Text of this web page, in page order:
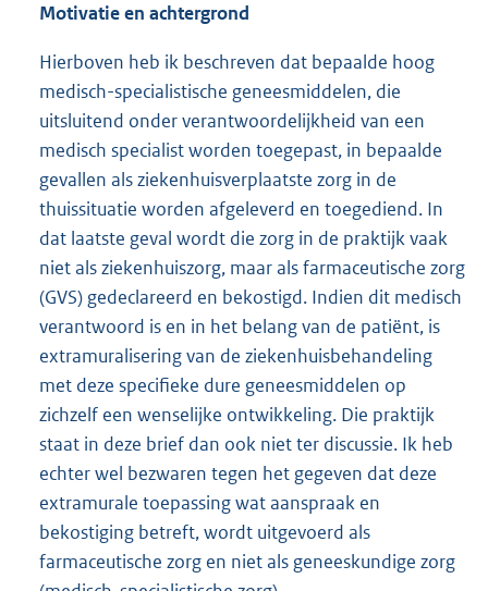
Motivatie en achtergrond
Hierboven heb ik beschreven dat bepaalde hoog
medisch-specialistische geneesmiddelen, die
uitsluitend onder verantwoordelijkheid van een
medisch specialist worden toegepast, in bepaalde
gevallen als ziekenhuisverplaatste zorg in de
thuissituatie worden afgeleverd en toegediend. In
dat laatste geval wordt die zorg in de praktijk vaak
niet als ziekenhuiszorg, maar als farmaceutische zorg
(GVS) gedeclareerd en bekostigd. Indien dit medisch
verantwoord is en in het belang van de patiënt, is
extramuralisering van de ziekenhuisbehandeling
met deze specifieke dure geneesmiddelen op
zichzelf een wenselijke ontwikkeling. Die praktijk
staat in deze brief dan ook niet ter discussie. Ik heb
echter wel bezwaren tegen het gegeven dat deze
extramurale toepassing wat aanspraak en
bekostiging betreft, wordt uitgevoerd als
farmaceutische zorg en niet als geneeskundige zorg